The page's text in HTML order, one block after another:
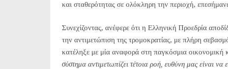
και σταθερότητας σε ολόκληρη την περιοχή,
Συνεχίζοντας, ανέφερε ότι η Ελληνική Προεδρία
την αντιμετώπιση της τρομοκρατίας, με πλήρη
κατέληξε με μία αναφορά στη παγκόσμια οικονομική
σύστημα αντιμετωπίζει τέτοια ροή, ευθύνη μας είναι